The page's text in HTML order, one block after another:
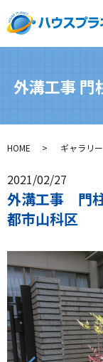
外溝工事 門
HOME ギャラリー
2021/02/27
外溝工事 門
都市山科区